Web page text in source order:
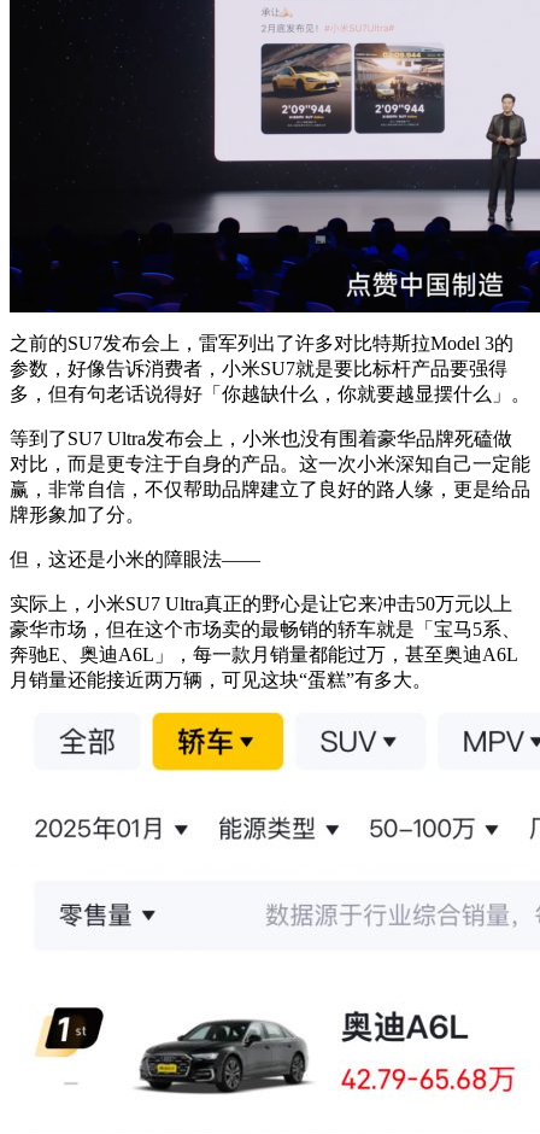
之前的SU7发布会上，雷军列出了许多对比特斯拉Model 3的
参数，好像告诉消费者，小米SU7就是要比标杆产品要强得
多，但有句老话说得好「你越缺什么，你就要越显摆什么」。
等到了SU7 Ultra发布会上，小米也没有围着豪华品牌死磕做
对比，而是更专注于自身的产品。这一次小米深知自己一定能
赢，非常自信，不仅帮助品牌建立了良好的路人缘，更是给品
牌形象加了分。
但，这还是小米的障眼法——
实际上，小米SU7 Ultra真正的野心是让它来冲击50万元以上
豪华市场，但在这个市场卖的最畅销的轿车就是「宝马5系、
奔驰E、奥迪A6L」，每一款月销量都能过万，甚至奥迪A6L
月销量还能接近两万辆，可见这块“蛋糕”有多大。